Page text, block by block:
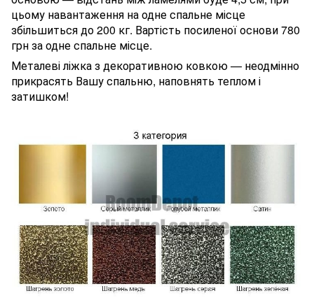
цьому навантаження на одне спальне місце
збільшиться до 200 кг. Вартість посиленої основи 780
грн за одне спальне місце.
Металеві ліжка з декоративною ковкою — неодмінно
прикрасять Вашу спальню, наповнять теплом і
затишком!